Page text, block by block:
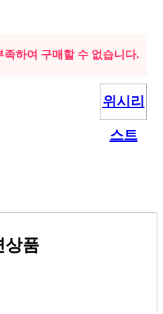
족하여 구매할 수 없습니다.
위시리
스트
상품